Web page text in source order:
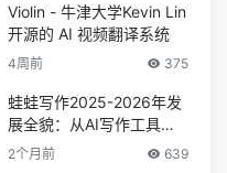
Violin - 牛津大学Kevin Lin
开源的 AI 视频翻译系统
4周前 375
蛙蛙写作2025-2026年发
展全貌：从AI写作工具到
创作者一站式工作站
2个月前 639